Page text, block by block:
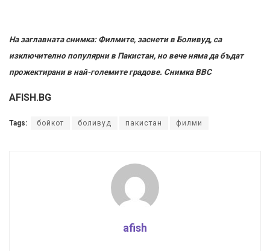
На заглавната снимка: Филмите, заснети в Боливуд, са
изключително популярни в Пакистан, но вече няма да бъдат
прожектирани в най-големите градове. Снимка ВВС
AFISH.BG
Tags: бойкот боливуд пакистан филми
afish